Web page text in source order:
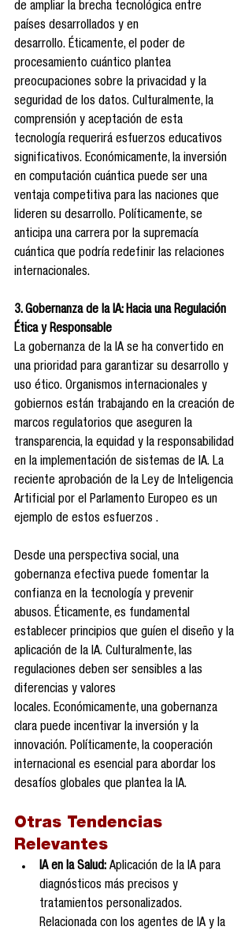
de ampliar la brecha tecnológica entre
países desarrollados y en
desarrollo. Éticamente, el poder de
procesamiento cuántico plantea
preocupaciones sobre la privacidad y la
seguridad de los datos. Culturalmente, la
comprensión y aceptación de esta
tecnología requerirá esfuerzos educativos
significativos. Económicamente, la inversión
en computación cuántica puede ser una
ventaja competitiva para las naciones que
lideren su desarrollo. Políticamente, se
anticipa una carrera por la supremacía
cuántica que podría redefinir las relaciones
internacionales.
3. Gobernanza de la IA: Hacia una Regulación
Ética y Responsable
La gobernanza de la IA se ha convertido en
una prioridad para garantizar su desarrollo y
uso ético. Organismos internacionales y
gobiernos están trabajando en la creación de
marcos regulatorios que aseguren la
transparencia, la equidad y la responsabilidad
en la implementación de sistemas de IA. La
reciente aprobación de la Ley de Inteligencia
Artificial por el Parlamento Europeo es un
ejemplo de estos esfuerzos .
Desde una perspectiva social, una
gobernanza efectiva puede fomentar la
confianza en la tecnología y prevenir
abusos. Éticamente, es fundamental
establecer principios que guíen el diseño y la
aplicación de la IA. Culturalmente, las
regulaciones deben ser sensibles a las
diferencias y valores
locales. Económicamente, una gobernanza
clara puede incentivar la inversión y la
innovación. Políticamente, la cooperación
internacional es esencial para abordar los
desafíos globales que plantea la IA.
Otras Tendencias
Relevantes
IA en la Salud: Aplicación de la IA para
diagnósticos más precisos y
tratamientos personalizados.
Relacionada con los agentes de IA y la